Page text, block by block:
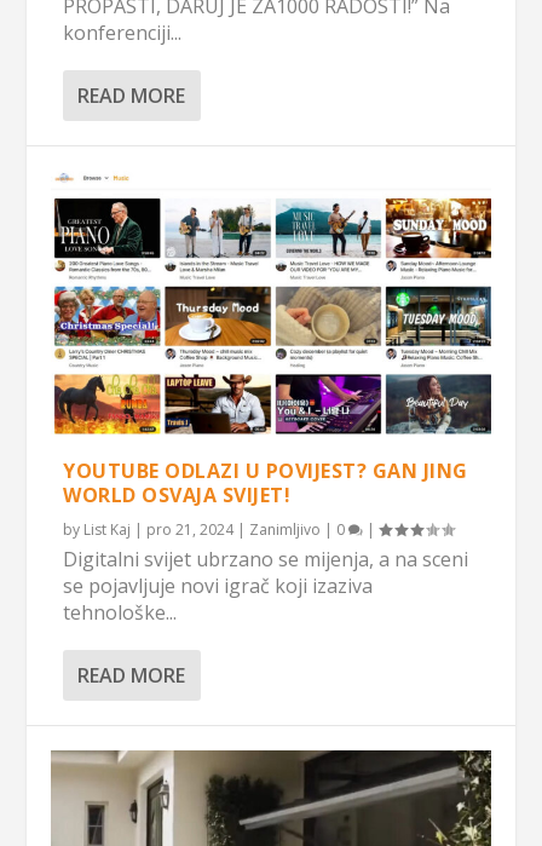
PROPASTI, DARUJ JE ZA1000 RADOSTI!” Na
konferenciji...
READ MORE
YOUTUBE ODLAZI U POVIJEST? GAN JING
WORLD OSVAJA SVIJET!
by List Kaj | pro 21, 2024| Zanimljivo | 0 |
Digitalni svijet ubrzano se mijenja, a na sceni
se pojavljuje novi igrač koji izaziva
tehnološke...
READ MORE